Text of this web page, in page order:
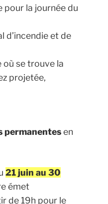
pour la journée du
d’incendie et de
où se trouve la
projetée,
permanentesen
21 juin au 30
émet
de 19h pour le